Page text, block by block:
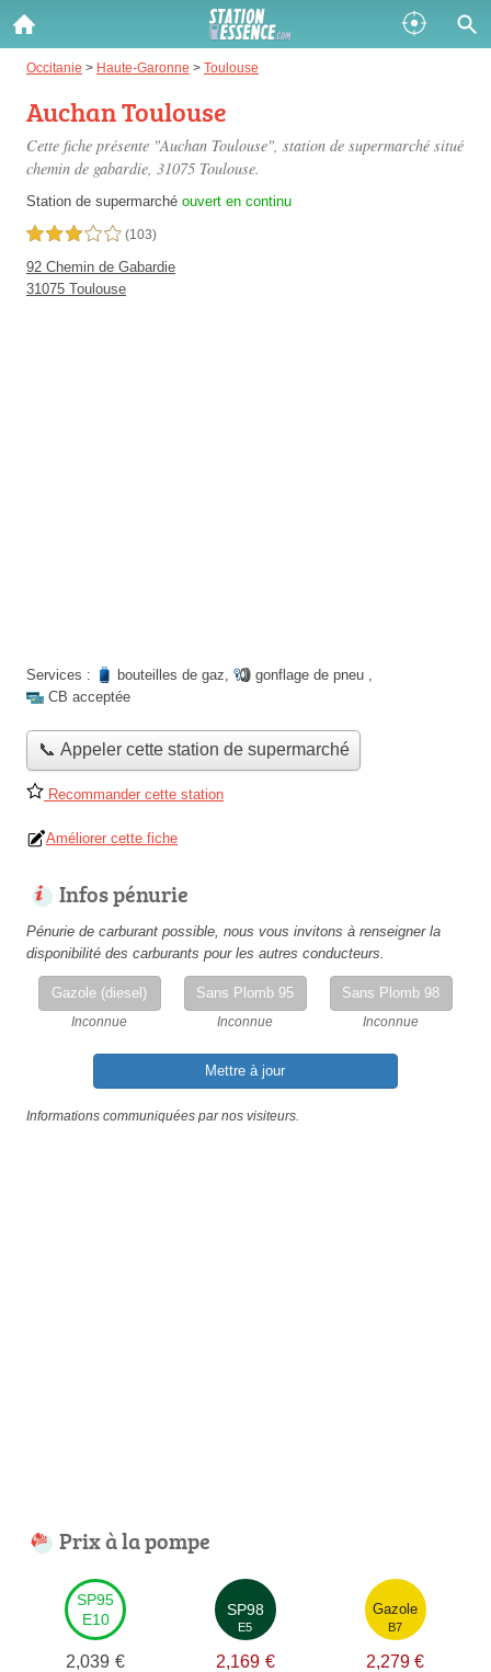
Occitanie > Haute-Garonne > Toulouse
Auchan Toulouse
Cette fiche présente "Auchan Toulouse", station de supermarché situé
chemin de gabardie, 31075 Toulouse.
Station de supermarché ouvert en continu
3,0 étoiles sur 5 (103)
92 Chemin de Gabardie
31075 Toulouse
Services : bouteilles de gaz, gonflage de pneu ,
CB acceptée
📞 Appeler cette station de supermarché
Recommander cette station
Améliorer cette fiche
Infos pénurie
Pénurie de carburant possible, nous vous invitons à renseigner la
disponibilité des carburants pour les autres conducteurs.
Gazole (diesel)
Inconnue
Sans Plomb 95
Inconnue
Sans Plomb 98
Inconnue
Mettre à jour
Informations communiquées par nos visiteurs.
Prix à la pompe
SP95
E10
2,039 €
SP98
E5
2,169 €
Gazole
B7
2,279 €
Gazole :
Disponible
SP 98 :
Disponible
SP 95 :
Disponible